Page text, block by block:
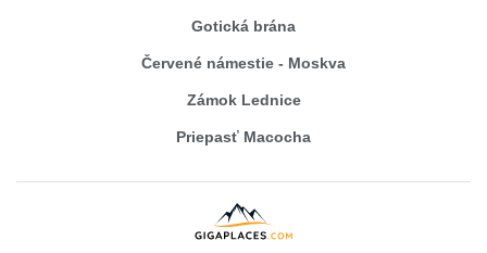
Gotická brána
Červené námestie - Moskva
Zámok Lednice
Priepasť Macocha